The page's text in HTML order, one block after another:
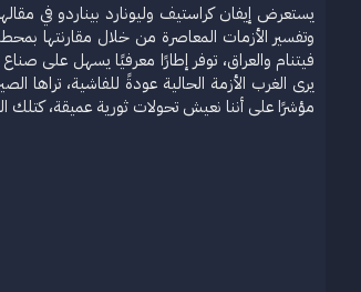
م
و
ض
و
ع
ب
د
ء
يستعرض إيفان كراستيف وليونارد بيناردو في
وتفسير الأزمات المعاصرة من خلال مقارنتها
فيتنام والعراق، توفر إطارًا معرفيًا يسهل على
يرى الغرب الأزمة الحالية عودةً للفاشية، تراها
مؤشرًا على أننا نعيش تحولات ثورية عميقة، كتلك